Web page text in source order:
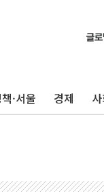
·서울 경제